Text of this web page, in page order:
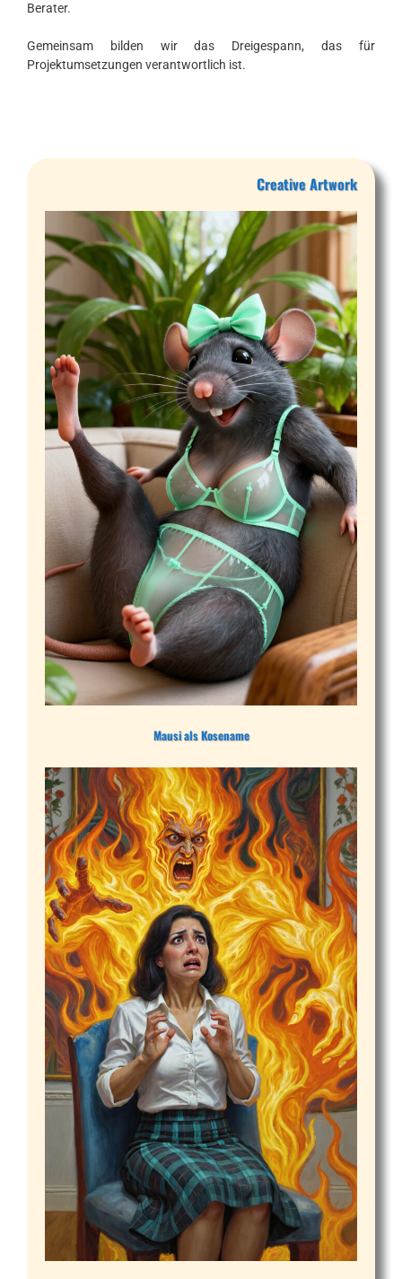
Berater.
Gemeinsam bilden wir das Dreigespann, das für
Projektumsetzungen verantwortlich ist.
Creative Artwork
Mausi als Kosename